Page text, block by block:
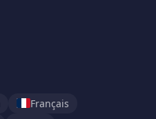
Français